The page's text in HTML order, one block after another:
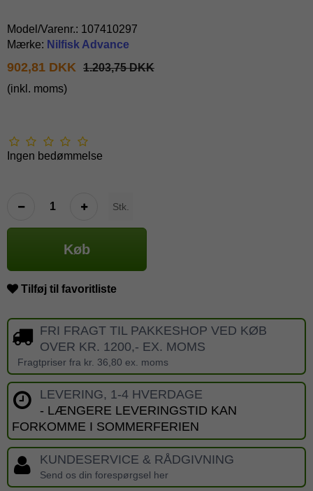
Model/Varenr.: 107410297
Mærke: Nilfisk Advance
902,81 DKK 1.203,75 DKK
(inkl. moms)
Ingen bedømmelse
Stk.
Køb
Tilføj til favoritliste
FRI FRAGT TIL PAKKESHOP VED KØB
OVER KR. 1200,- EX. MOMS
Fragtpriser fra kr. 36,80 ex. moms
LEVERING, 1-4 HVERDAGE
- LÆNGERE LEVERINGSTID KAN
FORKOMME I SOMMERFERIEN
KUNDESERVICE & RÅDGIVNING
Send os din forespørgsel her